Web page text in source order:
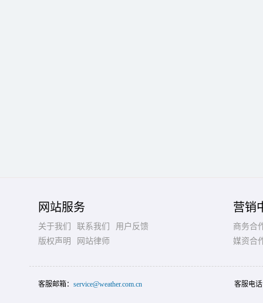
网站服务
关于我们 联系我们
用户反馈
版权声明
网站律师
营销
商务合
媒资合
客服邮箱： service@weather.com.cn 客服电